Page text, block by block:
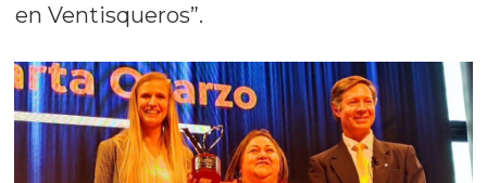
en Ventisqueros”.